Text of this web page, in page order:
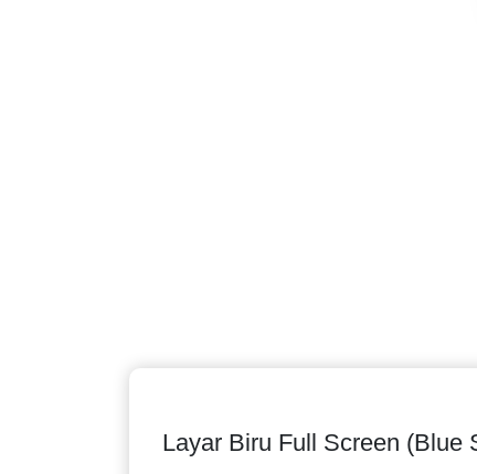
Layar Biru Full Screen (Blue